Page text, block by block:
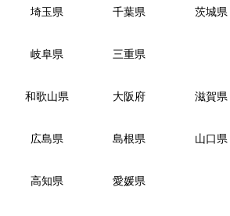
埼玉県 千葉県 茨城県
岐阜県 三重県
和歌山県 大阪府 滋賀県
広島県 島根県 山口県
高知県 愛媛県